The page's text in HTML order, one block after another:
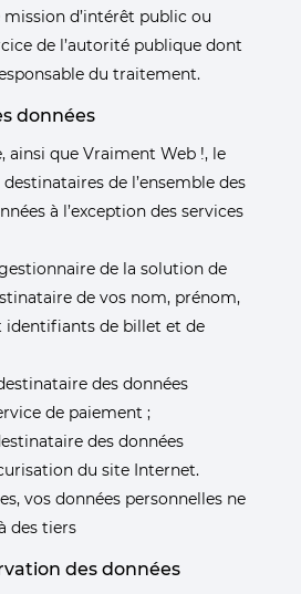
mission d’intérêt public ou
de l’autorité publique dont
du traitement.
données
ainsi que Vraiment Web !, le
de l’ensemble des
à l’exception des services
de la solution de
de vos nom, prénom,
identifiants de billet et de
des données
de paiement ;
des données
du site Internet.
vos données personnelles ne
des tiers
des données